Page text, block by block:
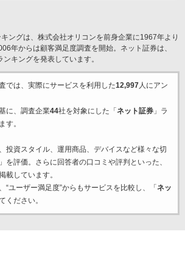
ングは、株式会社オリコンを前身企業に1967年より
年からは顧客満足度調査を開始。ネット証券は、
キングを発表しています。
では、実際にサービスを利用した12,997人にアン
に、調査企業44社を対象にした「 ネット証券」ラ
す。
投資スタイル、運用商品、デバイスなど様々な切
を評価。さらに回答者の口コミや評判といった、
載しています。
“ユーザー満足度”からもサービスを比較し、「 ネッ
ください。